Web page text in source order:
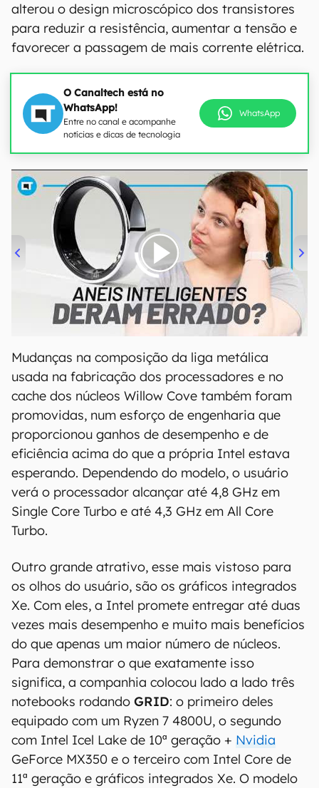
alterou o design microscópico dos transistores
para reduzir a resistência, aumentar a tensão e
favorecer a passagem de mais corrente elétrica.
O Canaltech está no
WhatsApp!
Entre no canal e acompanhe
notícias e dicas de tecnologia
WhatsApp
00:00/21:11
Mudanças na composição da liga metálica
usada na fabricação dos processadores e no
cache dos núcleos Willow Cove também foram
promovidas, num esforço de engenharia que
proporcionou ganhos de desempenho e de
eficiência acima do que a própria Intel estava
esperando. Dependendo do modelo, o usuário
verá o processador alcançar até 4,8 GHz em
Single Core Turbo e até 4,3 GHz em All Core
Turbo.
Outro grande atrativo, esse mais vistoso para
os olhos do usuário, são os gráficos integrados
Xe. Com eles, a Intel promete entregar até duas
vezes mais desempenho e muito mais benefícios
do que apenas um maior número de núcleos.
Para demonstrar o que exatamente isso
significa, a companhia colocou lado a lado três
notebooks rodando GRID: o primeiro deles
equipado com um Ryzen 7 4800U, o segundo
com Intel Icel Lake de 10ª geração + Nvidia
GeForce MX350 e o terceiro com Intel Core de
11ª geração e gráficos integrados Xe. O modelo